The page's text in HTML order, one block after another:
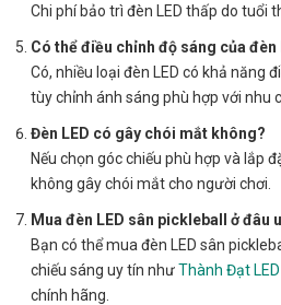
Chi phí bảo trì đèn LED thấp do tuổi
Có thể điều chỉnh độ sáng của đèn
Có, nhiều loại đèn LED có khả năng
tùy chỉnh ánh sáng phù hợp với nhu
Đèn LED có gây chói mắt không?
Nếu chọn góc chiếu phù hợp và lắp
không gây chói mắt cho người chơi.
Mua đèn LED sân pickleball ở đâu
Bạn có thể mua đèn LED sân
chiếu sáng uy tín nhưThành Đạt LED
chính hãng.